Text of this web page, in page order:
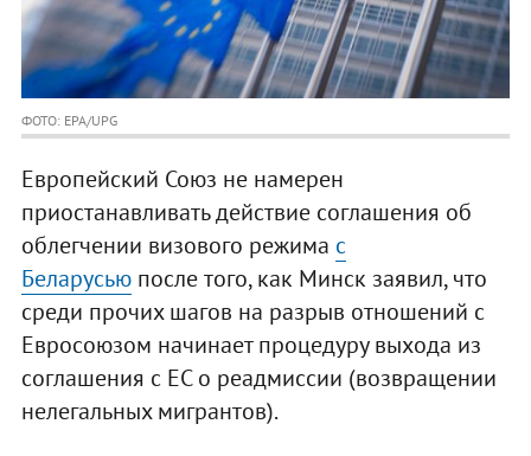
ФОТО: EPA/UPG
Европейский Союз не намерен
приостанавливать действие соглашения об
облегчении визового режима с
Беларусьюпосле того, как Минск заявил, что
среди прочих шагов на разрыв отношений с
Евросоюзом начинает процедуру выхода из
соглашения с ЕС о реадмиссии (возвращении
нелегальных мигрантов).